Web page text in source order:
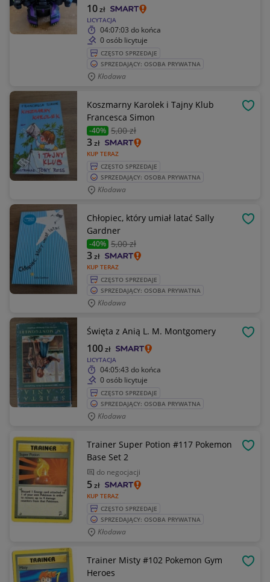
LICYTACJA
10zł
04:07:03 do końca
0 osób licytuje
CZĘSTO SPRZEDAJE
SPRZEDAJĄCY: OSOBA PRYWATNA
Kłodawa
Koszmarny Karolek i Tajny Klub
Francesca Simon
-40% 5,00 zł
KUP TERAZ
3zł
CZĘSTO SPRZEDAJE
SPRZEDAJĄCY: OSOBA PRYWATNA
Kłodawa
Chłopiec, który umiał latać Sally
Gardner
-40% 5,00 zł
KUP TERAZ
3zł
CZĘSTO SPRZEDAJE
SPRZEDAJĄCY: OSOBA PRYWATNA
Kłodawa
Święta z Anią L. M. Montgomery
LICYTACJA
100zł
04:05:43 do końca
0 osób licytuje
CZĘSTO SPRZEDAJE
SPRZEDAJĄCY: OSOBA PRYWATNA
Kłodawa
Trainer Super Potion #117 Pokemon
Base Set 2
do negocjacji
KUP TERAZ
5zł
CZĘSTO SPRZEDAJE
SPRZEDAJĄCY: OSOBA PRYWATNA
Kłodawa
Trainer Misty #102 Pokemon Gym
Heroes